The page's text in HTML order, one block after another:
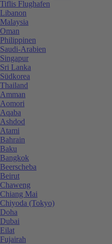
Tiflis Flughafen
Libanon
Malaysia
Oman
Philippinen
Saudi-Arabien
Singapur
Sri Lanka
Südkorea
Thailand
Amman
Aomori
Aqaba
Ashdod
Atami
Bahrain
Baku
Bangkok
Beerscheba
Beirut
Chaweng
Chiang Mai
Chiyoda (Tokyo)
Doha
Dubai
Eilat
Fujairah